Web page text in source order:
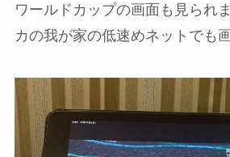
ワールドカップの画面も見られ
カの我が家の低速めネットでも